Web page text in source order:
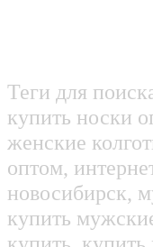
Теги для
купить носки
женские
оптом,
новосибирск,
купить